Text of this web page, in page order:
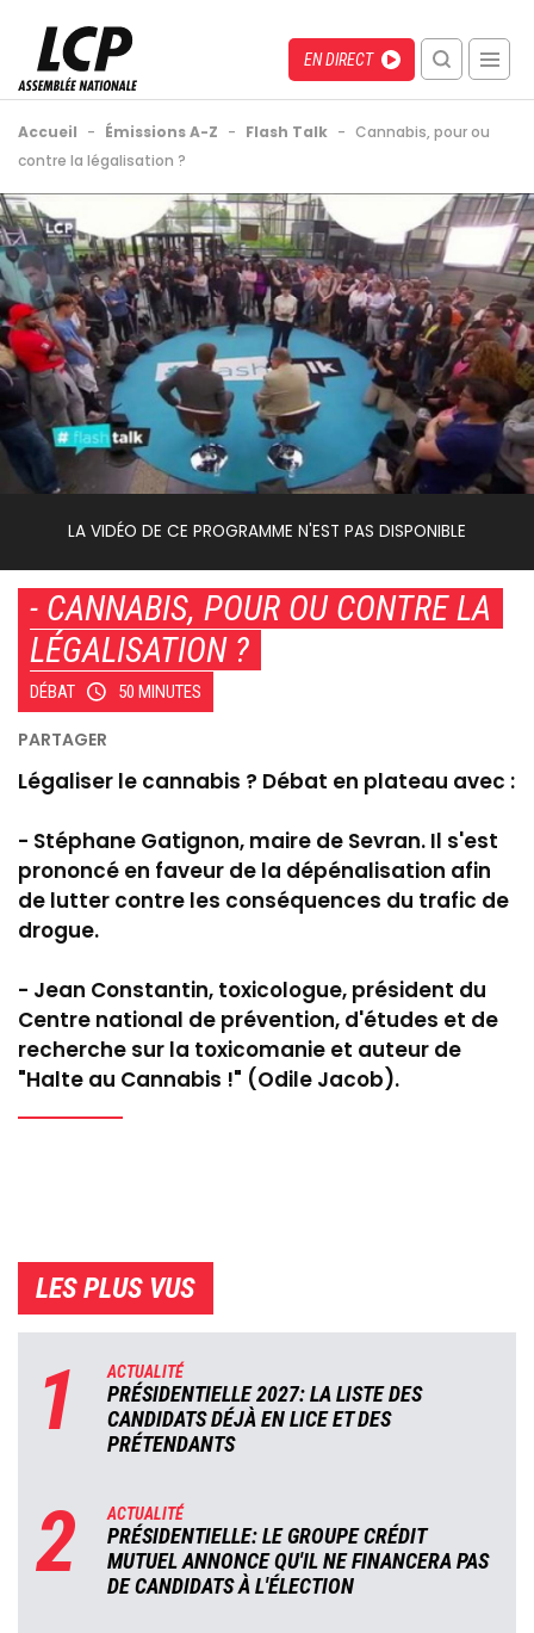
contenu
principal
Menu
recherche
mobile
Direct
EN DIRECT
Fil
d'Ariane
Accueil - Émissions A-Z - Flash Talk - Cannabis, pour ou
contre la légalisation ?
Back
to
top
Video
Url
LA VIDÉO DE CE PROGRAMME N'EST PAS DISPONIBLE
- CANNABIS, POUR OU CONTRE LA
LÉGALISATION ?
DÉBAT 50 MINUTES
Légaliser le cannabis ? Débat en plateau avec :
- Stéphane Gatignon, maire de Sevran. Il s'est
prononcé en faveur de la dépénalisation afin
de lutter contre les conséquences du trafic de
drogue.
- Jean Constantin, toxicologue, président du
Centre national de prévention, d'études et de
recherche sur la toxicomanie et auteur de
"Halte au Cannabis !" (Odile Jacob).
LES PLUS VUS
1 ACTUALITÉ
PRÉSIDENTIELLE 2027: LA LISTE DES
CANDIDATS DÉJÀ EN LICE ET DES
PRÉTENDANTS
2 ACTUALITÉ
PRÉSIDENTIELLE: LE GROUPE CRÉDIT
MUTUEL ANNONCE QU'IL NE FINANCERA PAS
DE CANDIDATS À L'ÉLECTION